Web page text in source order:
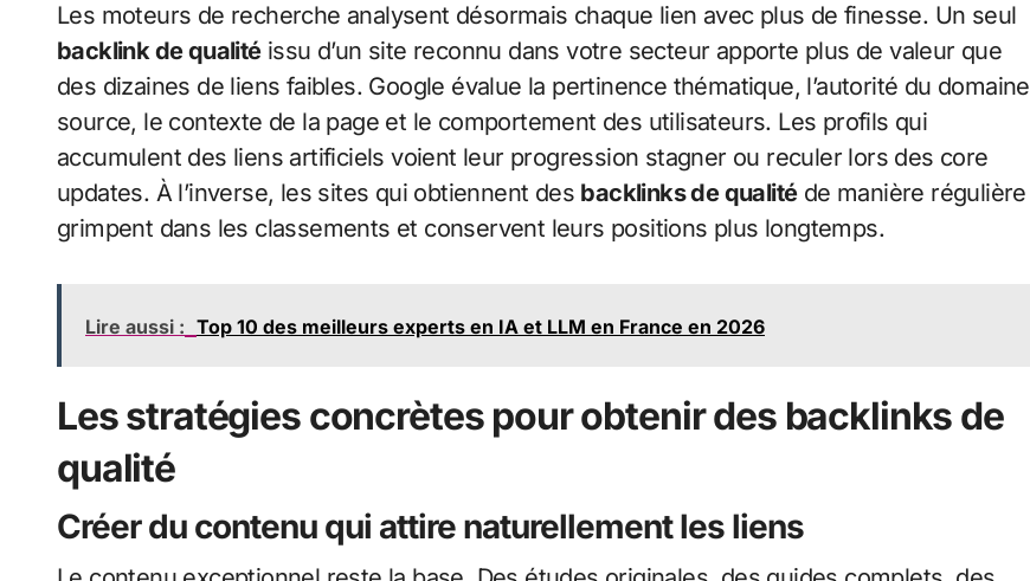
Les moteurs de recherche analysent désormais chaque lien avec plus de finesse. Un seul
backlink de qualitéissu d’un site reconnu dans votre secteur apporte plus de valeur que
des dizaines de liens faibles. Google évalue la pertinence thématique, l’autorité du domaine
source, le contexte de la page et le comportement des utilisateurs. Les profils qui
accumulent des liens artificiels voient leur progression stagner ou reculer lors des core
updates. À l’inverse, les sites qui obtiennent des backlinks de qualitéde manière régulière
grimpent dans les classements et conservent leurs positions plus longtemps.
Lire aussi : Top 10 des meilleurs experts en IA et LLM en France en 2026
Les stratégies concrètes pour obtenir des backlinks de
qualité
Créer du contenu qui attire naturellement les liens